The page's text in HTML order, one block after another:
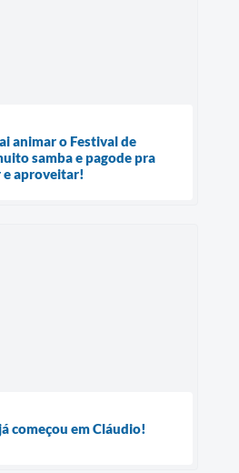
animar o Festival de
samba e pagode pra
aproveitar!
começou em Cláudio!